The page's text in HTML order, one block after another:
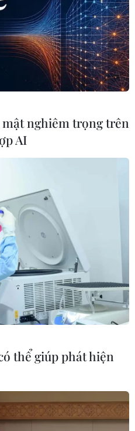
nghiêm trọng trên
AI
thể giúp phát hiện